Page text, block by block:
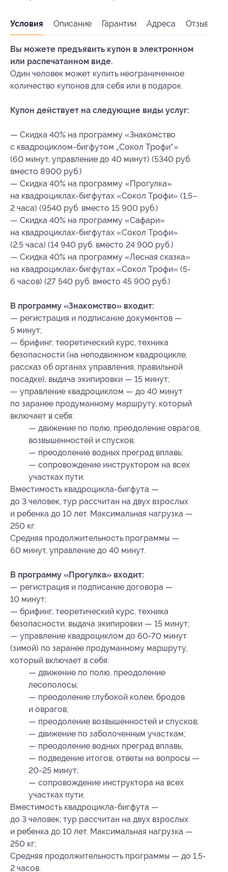
Условия Описание Гарантии Адреса Отзывы
Вы можете предъявить купон в электронном
или распечатанном виде.
Один человек может купить неограниченное
количество купонов для себя или в подарок.
Купон действует на следующие виды услуг:
— Скидка 40% на программу «Знакомство
с квадроциклом-бигфутом „Сокол Трофи“»
(60 минут, управление до 40 минут) (5340 руб.
вместо 8900 руб.)
— Скидка 40% на программу «Прогулка»
на квадроциклах-бигфутах «Сокол Трофи» (1,5–
2 часа) (9540 руб. вместо 15 900 руб.)
— Скидка 40% на программу «Сафари»
на квадроциклах-бигфутах «Сокол Трофи»
(2,5 часа) (14 940 руб. вместо 24 900 руб.)
— Скидка 40% на программу «Лесная сказка»
на квадроциклах-бигфутах «Сокол Трофи» (5-
6 часов) (27 540 руб. вместо 45 900 руб.)
В программу «Знакомство» входит:
— регистрация и подписание документов —
5 минут;
— брифинг, теоретический курс, техника
безопасности (на неподвижном квадроцикле,
рассказ об органах управления, правильной
посадке), выдача экипировки — 15 минут;
— управление квадроциклом — до 40 минут
по заранее продуманному маршруту, который
включает в себя:
— движение по полю, преодоление оврагов,
возвышенностей и спусков;
— преодоление водных преград вплавь;
— сопровождение инструктором на всех
участках пути.
Вместимость квадроцикла-бигфута —
до 3 человек, тур рассчитан на двух взрослых
и ребенка до 10 лет. Максимальная нагрузка —
250 кг.
Средняя продолжительность программы —
60 минут, управление до 40 минут.
В программу «Прогулка» входит:
— регистрация и подписание договора —
10 минут;
— брифинг, теоретический курс, техника
безопасности, выдача экипировки — 15 минут;
— управление квадроциклом до 60-70 минут
(зимой) по заранее продуманному маршруту,
который включает в себя:
— движение по полю, преодоление
лесополосы;
— преодоление глубокой колеи, бродов
и оврагов;
— преодоление возвышенностей и спусков;
— движение по заболоченным участкам;
— преодоление водных преград вплавь;
— подведение итогов, ответы на вопросы —
20-25 минут;
— сопровождение инструктора на всех
участках пути.
Вместимость квадроцикла-бигфута —
до 3 человек, тур рассчитан на двух взрослых
и ребенка до 10 лет. Максимальная нагрузка —
250 кг;
Средняя продолжительность программы — до 1,5-
2 часов.